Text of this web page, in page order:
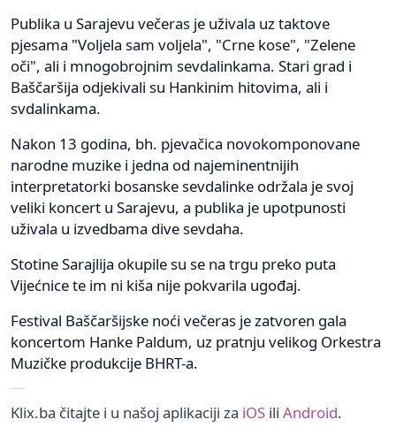
Publika u Sarajevu večeras je uživala uz taktove
pjesama "Voljela sam voljela", "Crne kose", "Zelene
oči", ali i mnogobrojnim sevdalinkama. Stari grad i
Baščaršija odjekivali su Hankinim hitovima, ali i
svdalinkama.
Nakon 13 godina, bh. pjevačica novokomponovane
narodne muzike i jedna od najeminentnijih
interpretatorki bosanske sevdalinke održala je svoj
veliki koncert u Sarajevu, a publika je upotpunosti
uživala u izvedbama dive sevdaha.
Stotine Sarajlija okupile su se na trgu preko puta
Vijećnice te im ni kiša nije pokvarila ugođaj.
Festival Baščaršijske noći večeras je zatvoren gala
koncertom Hanke Paldum, uz pratnju velikog Orkestra
Muzičke produkcije BHRT-a.
Klix.ba čitajte i u našoj aplikaciji za iOS ili Android.